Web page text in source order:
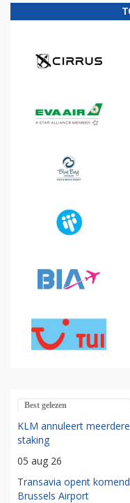
Best gelezen
KLM annuleert
staking
05 aug 26
Transavia opent
Brussels Airport